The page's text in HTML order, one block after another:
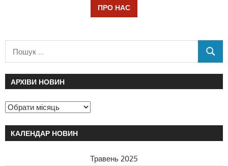
ПРО НАС
АРХІВИ НОВИН
КАЛЕНДАР НОВИН
Травень 2025